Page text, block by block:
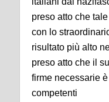
preso atto che
con lo
risultato più alto
preso atto che il
firme necessarie
competenti